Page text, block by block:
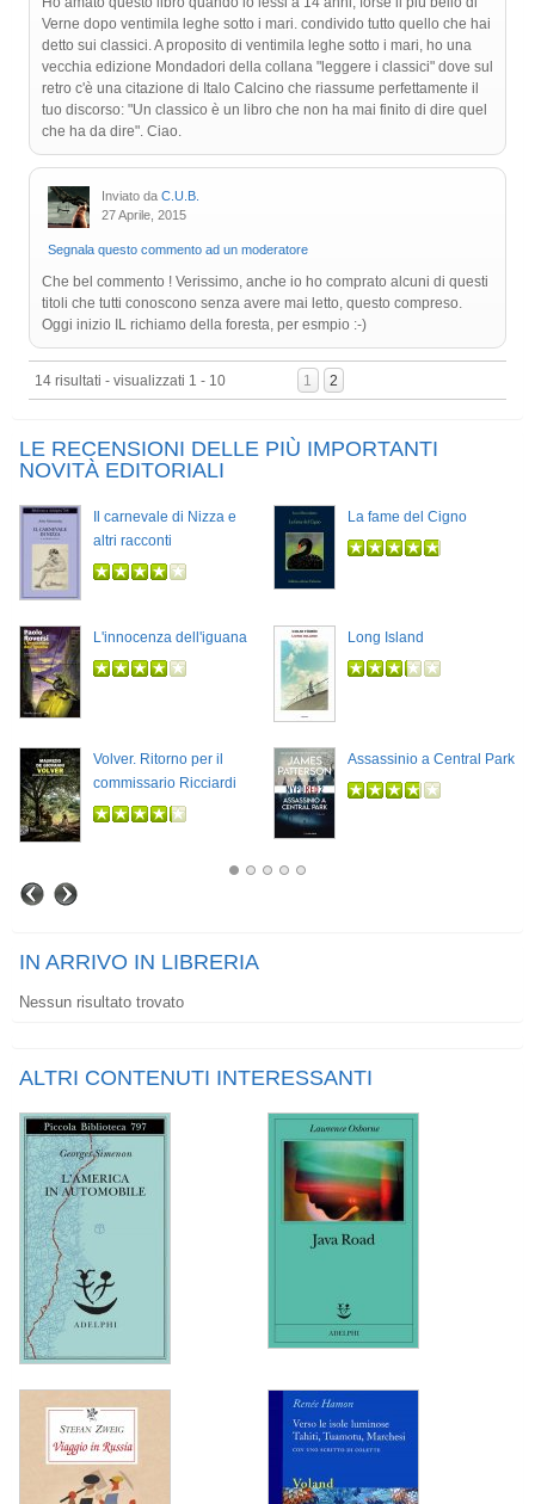
Verne dopo ventimila leghe sotto i mari. condivido tutto quello che hai
detto sui classici. A proposito di ventimila leghe sotto i mari, ho una
vecchia edizione Mondadori della collana "leggere i classici" dove sul
retro c'è una citazione di Italo Calcino che riassume perfettamente il
tuo discorso: "Un classico è un libro che non ha mai finito di dire quel
che ha da dire". Ciao.
Inviato da C.U.B.
27 Aprile, 2015
Segnala questo commento ad un moderatore
Che bel commento ! Verissimo, anche io ho comprato alcuni di questi
titoli che tutti conoscono senza avere mai letto, questo compreso.
Oggi inizio IL richiamo della foresta, per esmpio :-)
14 risultati - visualizzati 1 - 10 1 2
LE RECENSIONI DELLE PIÙ IMPORTANTI
NOVITÀ EDITORIALI
Il carnevale di Nizza e
altri racconti
La fame del Cigno
L'innocenza dell'iguana Long Island
Volver. Ritorno per il
commissario Ricciardi
Assassinio a Central Park
IN ARRIVO IN LIBRERIA
Nessun risultato trovato
ALTRI CONTENUTI INTERESSANTI